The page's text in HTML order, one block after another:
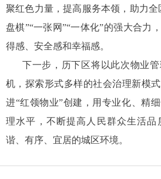
聚红色力量，提高服务本领，助力全
盘棋”“一张网”“一体化”的强大合力
得感、安全感和幸福感。
下一步，历下区将以此次物业管
机，探索形式多样的社会治理新模
进“红领物业”创建，用专业化、精
理水平，不断提高人民群众生活品
谐、有序、宜居的城区环境。